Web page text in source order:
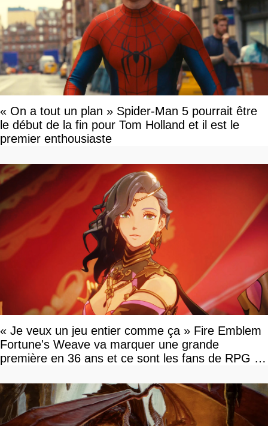
« On a tout un plan » Spider-Man 5 pourrait être
le début de la fin pour Tom Holland et il est le
premier enthousiaste
« Je veux un jeu entier comme ça » Fire Emblem
Fortune's Weave va marquer une grande
première en 36 ans et ce sont les fans de RPG en